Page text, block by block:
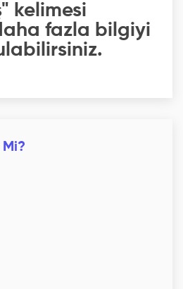
kelimesi
fazla bilgiyi